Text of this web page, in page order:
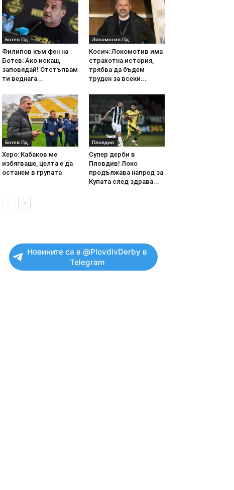
Ботев Пд
Филипов към фен на
Ботев: Ако искаш,
заповядай! Отстъпвам
ти веднага...
Локомотив Пд
Косич: Локомотив има
страхотна история,
трябва да бъдем
труден за всеки...
Ботев Пд
Херо: Кабаков ме
избягваше, целта е да
останем в групата
Пловдив
Супер дерби в
Пловдив! Локо
продължава напред за
Купата след здрава...
Новините са в @PlovdivDerby в
Telegram